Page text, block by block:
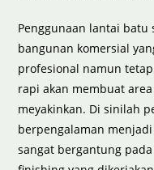
Penggunaan lantai batu
bangunan komersial
profesional namun
rapi akan membuat
meyakinkan. Di sinilah
berpengalaman
sangat bergantung